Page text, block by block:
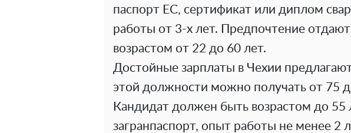
паспорт ЕС, сертификат или диплом
работы от 3-х лет. Предпочтение
возрастом от 22 до 60 лет.
Достойные зарплаты в Чехии
этой должности можно получать от 75
Кандидат должен быть возрастом до 55
загранпаспорт, опыт работы не менее 2